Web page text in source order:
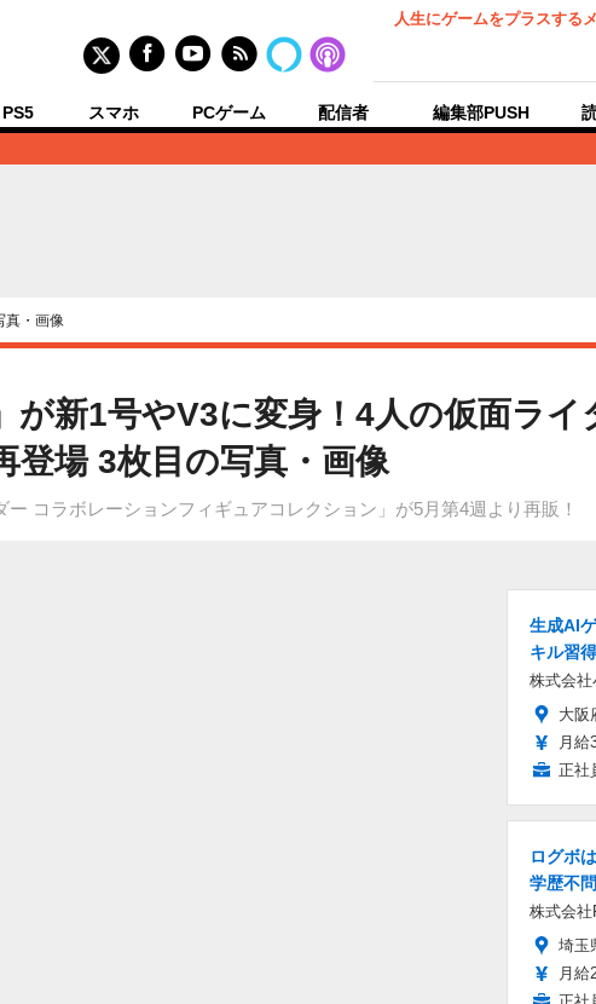
人生にゲームをプラスする
PS5 スマホ PCゲーム 配信者 編集部PUSH
真・画像
が新1号やV3に変身！4人の仮面ラ
登場 3枚目の写真・画像
コラボレーションフィギュアコレクション」が5月第4週より再販！
生成AI
キル習得
株式会社
大阪
月給
正社
ログボ
学歴不問
株式会社
埼玉
月給